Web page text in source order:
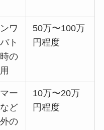
ワ
ト
の
50万〜100万
円程度
ー
ど
の
10万〜20万
円程度